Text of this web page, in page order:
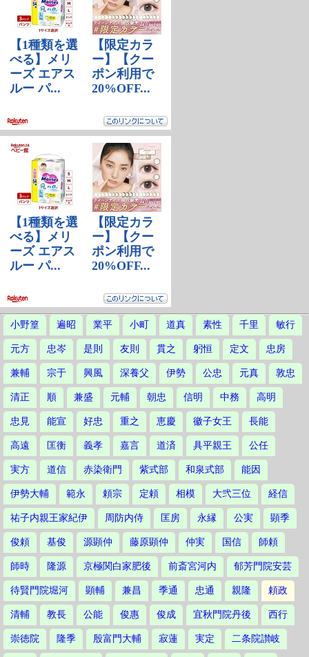
小野篁 遍昭 業平 小町 道真 素性 千里 敏行
元方 忠岑 是則 友則 貫之 躬恒 定文 忠房
兼輔 宗于 興風 深養父 伊勢 公忠 元真 敦忠
清正 順 兼盛 元輔 朝忠 信明 中務 高明
忠見 能宣 好忠 重之 恵慶 徽子女王 長能
高遠 匡衡 義孝 嘉言 道済 具平親王 公任
実方 道信 赤染衛門 紫式部 和泉式部 能因
伊勢大輔 範永 頼宗 定頼 相模 大弐三位 経信
祐子内親王家紀伊 周防内侍 匡房 永縁 公実 顕季
俊頼 基俊 源顕仲 藤原顕仲 仲実 国信 師頼
師時 隆源 京極関白家肥後 前斎宮河内 郁芳門院安芸
待賢門院堀河 顕輔 兼昌 季通 忠通 親隆 頼政
清輔 教長 公能 俊惠 俊成 宜秋門院丹後 西行
崇徳院 隆季 殷富門大輔 寂蓮 実定 二条院讃岐